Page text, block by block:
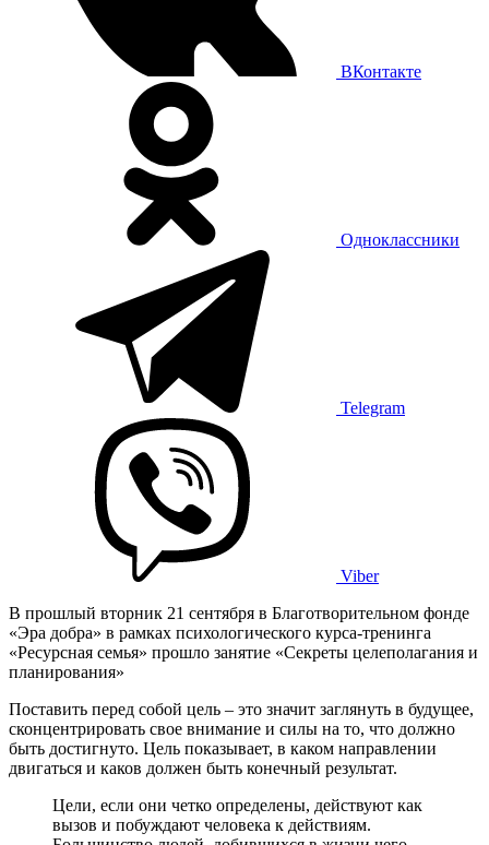
ВКонтакте
Одноклассники
Telegram
Viber
В прошлый вторник 21 сентября в Благотворительном фонде
«Эра добра» в рамках психологического курса-тренинга
«Ресурсная семья» прошло занятие «Секреты целеполагания и
планирования»
Поставить перед собой цель – это значит заглянуть в будущее,
сконцентрировать свое внимание и силы на то, что должно
быть достигнуто. Цель показывает, в каком направлении
двигаться и каков должен быть конечный результат.
Цели, если они четко определены, действуют как
вызов и побуждают человека к действиям.